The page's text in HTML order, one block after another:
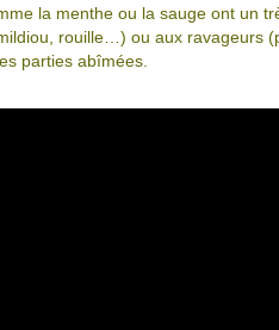
la menthe ou la sauge ont un
rouille…) ou aux ravageurs
parties abîmées.